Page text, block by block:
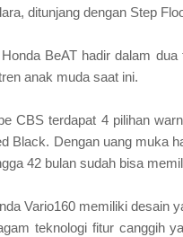
ditunjang dengan Step
BeAT hadir dalam
anak muda saat ini.
CBS terdapat 4 pilihan
Black. Dengan uang muka
42 bulan sudah bisa
Vario160 memiliki desain
teknologi fitur canggih